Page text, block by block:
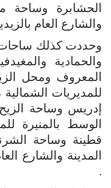
الحشابرة وساحة
والشارع العام
وحددت كذلك ساحات
والحمادية
المعروف ومحل
للمديريات
إدريس وساحة
الوسط بالمنيرة
قطينة وساحة
المدينة والشارع
.